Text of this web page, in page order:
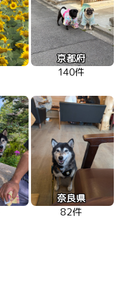
京都府
140件
奈良県
82件